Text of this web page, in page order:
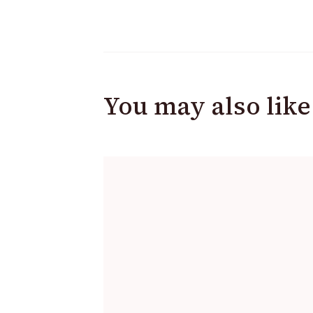
You may also like